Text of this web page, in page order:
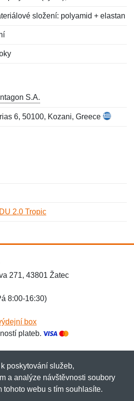
složení: polyamid + elastan
S.A.
6, 50100, Kozani, Greece
2.0 Tropic
271, 43801 Žatec
8:00-16:30)
box
plateb.
poskytování služeb,
a analýze návštěvnosti soubory
tohoto webu s tím souhlasíte.